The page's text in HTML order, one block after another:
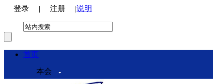
登录 | 注册 |说明
首页
本会